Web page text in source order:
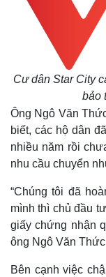
Thế giới
Quan sát
Cư dân Star City
bảo
Ông Ngô Văn
biết, các hộ dân
nhiều năm rồi
nhu cầu chuyển
“Chúng tôi đã
mình thì chủ đầu
giấy chứng nhận
ông Ngô Văn
Bên cạnh việc